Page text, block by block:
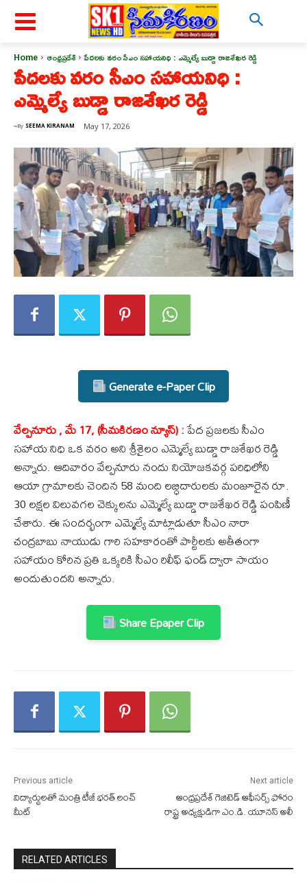
Home ఆంధ్రప్రదేశ్ పేదలకు వరం సీఎం సహాయనిధి : ఎమ్మెల్యే బుడ్డా రాజశేఖర రెడ్డి
పేదలకు వరం సీఎం సహాయనిధి :
ఎమ్మెల్యే బుడ్డా రాజశేఖర రెడ్డి
By SEEMA KIRANAM May 17, 2026
Generate e-Paper Clip
వేల్పనూరు , మే 17, (సీమకిరణం న్యూస్) :పేద ప్రజలకు సీఎం
సహాయ నిధి ఒక వరం అని శ్రీశైలం ఎమ్మెల్యే బుడ్డా రాజశేఖర రెడ్డి
అన్నారు. ఆదివారం వేల్పనూరు నందు నియోజకవర్గ పరిధిలోని
ఆయా గ్రామాలకు చెందిన 58 మంది లబ్ధిదారులకు మంజూరైన రూ.
30 లక్షల విలువగల చెక్కులను ఎమ్మెల్యే బుడ్డా రాజశేఖర రెడ్డి పంపిణీ
చేశారు. ఈ సందర్భంగా ఎమ్మెల్యే మాట్లాడుతూ సీఎం నారా
చంద్రబాబు నాయుడు గారి సహకారంతో పార్టీలకు అతీతంగా
సహాయం కోరిన ప్రతి ఒక్కరికి సీఎం రిలీఫ్ ఫండ్ ద్వారా సాయం
అందుతుందని అన్నారు.
Share Epaper Clip
Previous article
విద్యార్థుల‌తో మంత్రి టీజీ భ‌ర‌త్ లంచ్
మీట్‌
Next article
ఆంధ్రప్రదేశ్ గెజిటెడ్ ఆఫీసర్స్ ఫోరం
రాష్ట్ర అధ్యక్షుడిగా ఎం.డి. యూనస్ అలీ
RELATED ARTICLES